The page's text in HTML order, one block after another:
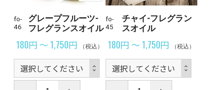
fo-
46
グレープフルーツ-
フレグランスオイル
180円 ～ 1,750円 （税込）
fo-
45
チャイ-フレグラン
スオイル
180円 ～ 1,750円 （税込）